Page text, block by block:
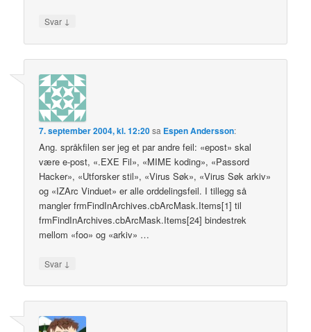
Svar ↓
7. september 2004, kl. 12:20sa Espen Andersson:
Ang. språkfilen ser jeg et par andre feil: «epost» skal
være e-post, «.EXE Fil», «MIME koding», «Passord
Hacker», «Utforsker stil», «Virus Søk», «Virus Søk arkiv»
og «IZArc Vinduet» er alle orddelingsfeil. I tillegg så
mangler frmFindInArchives.cbArcMask.Items[1] til
frmFindInArchives.cbArcMask.Items[24] bindestrek
mellom «foo» og «arkiv» …
Svar ↓